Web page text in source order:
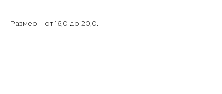
Размер – от 16,0 до 20,0.